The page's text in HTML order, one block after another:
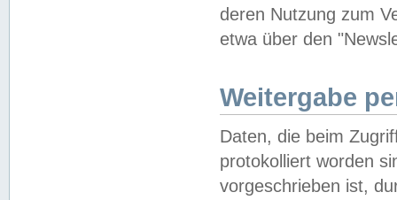
deren Nutzung zum
etwa über den
Weitergabe
Daten, die beim
protokolliert worden
vorgeschrieben ist,